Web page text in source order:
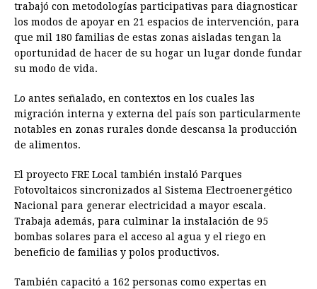
trabajó con metodologías participativas para diagnosticar
los modos de apoyar en 21 espacios de intervención, para
que mil 180 familias de estas zonas aisladas tengan la
oportunidad de hacer de su hogar un lugar donde fundar
su modo de vida.
Lo antes señalado, en contextos en los cuales las
migración interna y externa del país son particularmente
notables en zonas rurales donde descansa la producción
de alimentos.
El proyecto FRE Local también instaló Parques
Fotovoltaicos sincronizados al Sistema Electroenergético
Nacional para generar electricidad a mayor escala.
Trabaja además, para culminar la instalación de 95
bombas solares para el acceso al agua y el riego en
beneficio de familias y polos productivos.
También capacitó a 162 personas como expertas en